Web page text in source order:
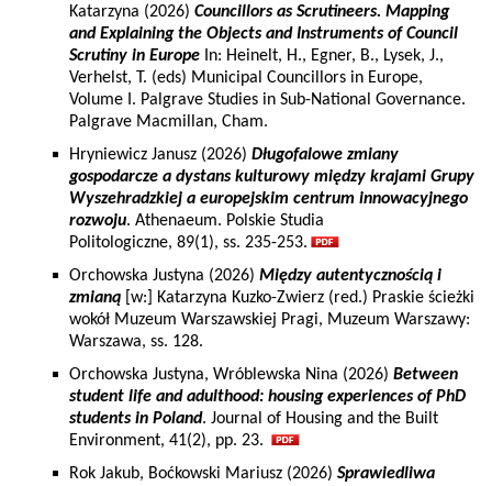
Katarzyna (2026) Councillors as Scrutineers. Mapping
and Explaining the Objects and Instruments of Council
Scrutiny in Europe In: Heinelt, H., Egner, B., Lysek, J.,
Verhelst, T. (eds) Municipal Councillors in Europe,
Volume I. Palgrave Studies in Sub-National Governance.
Palgrave Macmillan, Cham.
Hryniewicz Janusz (2026) Długofalowe zmiany
gospodarcze a dystans kulturowy między krajami Grupy
Wyszehradzkiej a europejskim centrum innowacyjnego
rozwoju. Athenaeum. Polskie Studia
Politologiczne, 89(1), ss. 235-253.
Orchowska Justyna (2026) Między autentycznością i
zmianą [w:] Katarzyna Kuzko-Zwierz (red.) Praskie ścieżki
wokół Muzeum Warszawskiej Pragi, Muzeum Warszawy:
Warszawa, ss. 128.
Orchowska Justyna, Wróblewska Nina (2026) Between
student life and adulthood: housing experiences of PhD
students in Poland. Journal of Housing and the Built
Environment, 41(2), pp. 23.
Rok Jakub, Boćkowski Mariusz (2026) Sprawiedliwa